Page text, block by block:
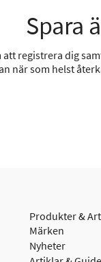
Spara
att registrera dig
när som helst
Produkter &
Märken
Nyheter